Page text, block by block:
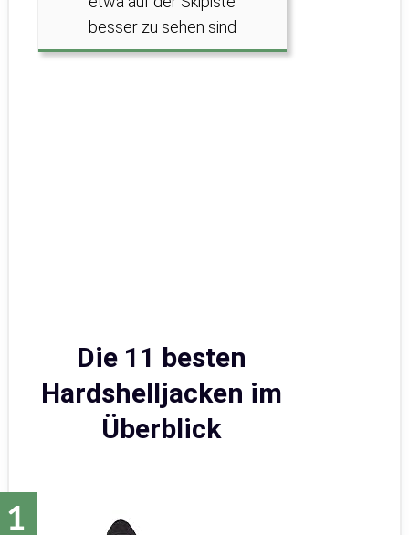
besser zu sehen sind
Die 11 besten
Hardshelljacken im
Überblick